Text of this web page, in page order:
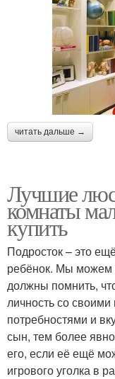
читать дальше →
Лучшие
комнаты
купить
Подросток – это
ребёнок. Мы можем
должны помнить,
личность со
потребностями и
сын, тем более
его, если её ещё
игрового уголка в